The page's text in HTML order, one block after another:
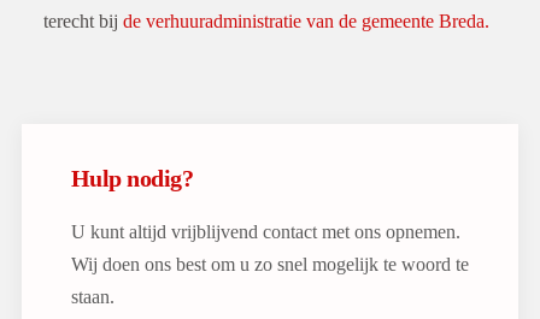
terecht bij de verhuuradministratie van de gemeente Breda.
Hulp nodig?
U kunt altijd vrijblijvend contact met ons opnemen.
Wij doen ons best om u zo snel mogelijk te woord te
staan.